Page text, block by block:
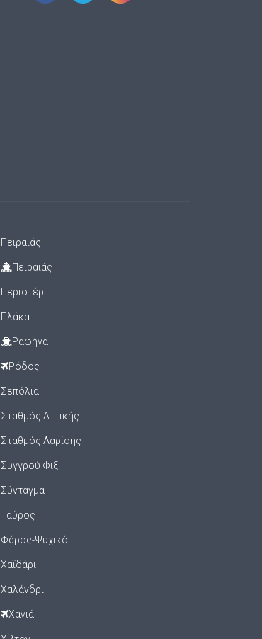
Πειραιάς
Πειραιάς
Περιστέρι
Πλάκα
Ραφήνα
Ρόδος
Σεπόλια
Σταθμός Αττικής
Σταθμός Λαρίσης
Συγγρού Φιξ
Σύνταγμα
Ταύρος
Φάρος-Ψυχικό
Χαϊδάρι
Χαλάνδρι
Χανιά